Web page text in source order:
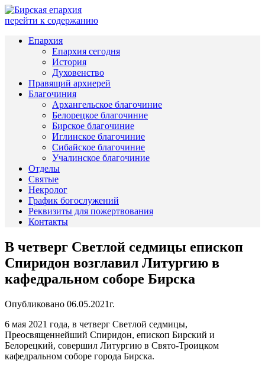
перейти к содержанию
Епархия
Епархия сегодня
История
Духовенство
Правящий архиерей
Благочиния
Архангельское благочиние
Белорецкое благочиние
Бирское благочиние
Иглинское благочиние
Сибайское благочиние
Учалинское благочиние
Отделы
Святые
Некролог
График богослужений
Реквизиты для пожертвования
Контакты
В четверг Светлой седмицы епископ
Спиридон возглавил Литургию в
кафедральном соборе Бирска
Опубликовано 06.05.2021г.
6 мая 2021 года, в четверг Светлой седмицы,
Преосвященнейший Спиридон, епископ Бирский и
Белорецкий, совершил Литургию в Свято-Троицком
кафедральном соборе города Бирска.